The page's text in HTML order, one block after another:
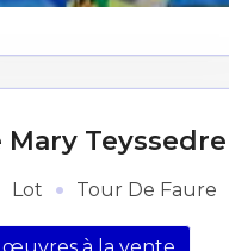
Mary Teyssedre
Lot · Tour De Faure